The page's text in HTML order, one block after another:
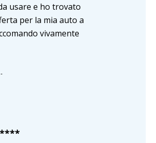
usare e ho trovato
per la mia auto a
vivamente
-